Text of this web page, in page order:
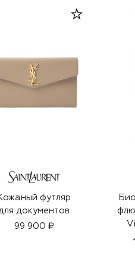
футляр
для документов
99 900 ₽